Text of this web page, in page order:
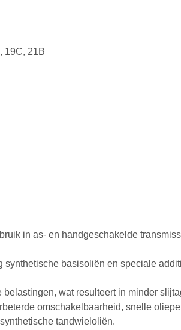
19C, 21B
in as- en handgeschakelde
basisoliën en speciale
wat resulteert in minder
omschakelbaarheid, snelle
tandwieloliën.